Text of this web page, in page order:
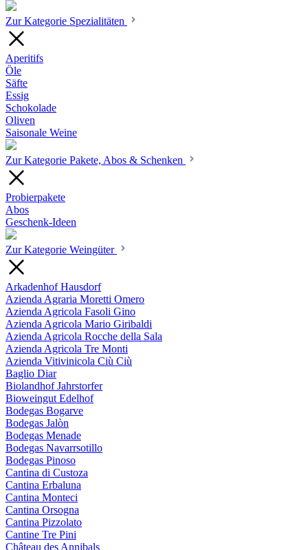
Zur Kategorie Spezialitäten
Aperitifs
Öle
Säfte
Essig
Schokolade
Oliven
Saisonale Weine
Zur Kategorie Pakete, Abos & Schenken
Probierpakete
Abos
Geschenk-Ideen
Zur Kategorie Weingüter
Arkadenhof Hausdorf
Azienda Agraria Moretti Omero
Azienda Agricola Fasoli Gino
Azienda Agricola Mario Giribaldi
Azienda Agricola Rocche della Sala
Azienda Agricola Tre Monti
Azienda Vitivinicola Ciù Ciù
Baglio Diar
Biolandhof Jahrstorfer
Bioweingut Edelhof
Bodegas Bogarve
Bodegas Jalòn
Bodegas Menade
Bodegas Navarrsotillo
Bodegas Pinoso
Cantina di Custoza
Cantina Erbaluna
Cantina Monteci
Cantina Orsogna
Cantina Pizzolato
Cantine Tre Pini
Château des Annibals